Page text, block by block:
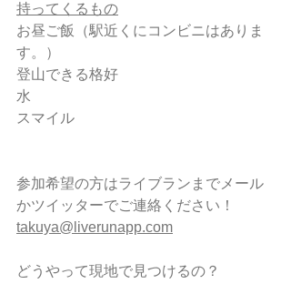
持ってくるもの
お昼ご飯（駅近くにコンビニはありま
す。）
登山できる格好
水
スマイル
参加希望の方はライブランまでメール
かツイッターでご連絡ください！
takuya@liverunapp.com
どうやって現地で見つけるの？